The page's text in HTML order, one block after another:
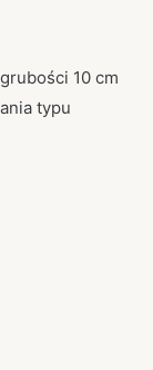
10 cm
typu